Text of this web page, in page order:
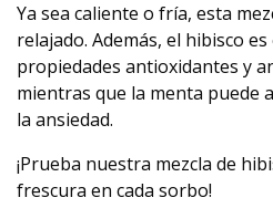
Ya sea caliente o fría, esta
relajado. Además, el hibisco
propiedades antioxidantes y
mientras que la menta puede
la ansiedad.
¡Prueba nuestra mezcla de
frescura en cada sorbo!